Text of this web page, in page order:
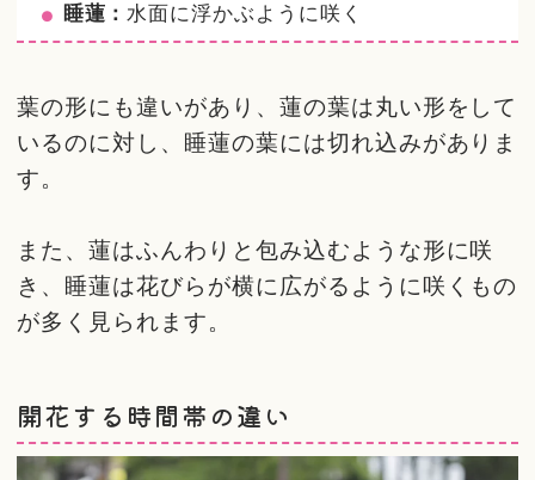
睡蓮：水面に浮かぶように咲く
葉の形にも違いがあり、蓮の葉は丸い形をして
いるのに対し、睡蓮の葉には切れ込みがありま
す。
また、蓮はふんわりと包み込むような形に咲
き、睡蓮は花びらが横に広がるように咲くもの
が多く見られます。
開花する時間帯の違い